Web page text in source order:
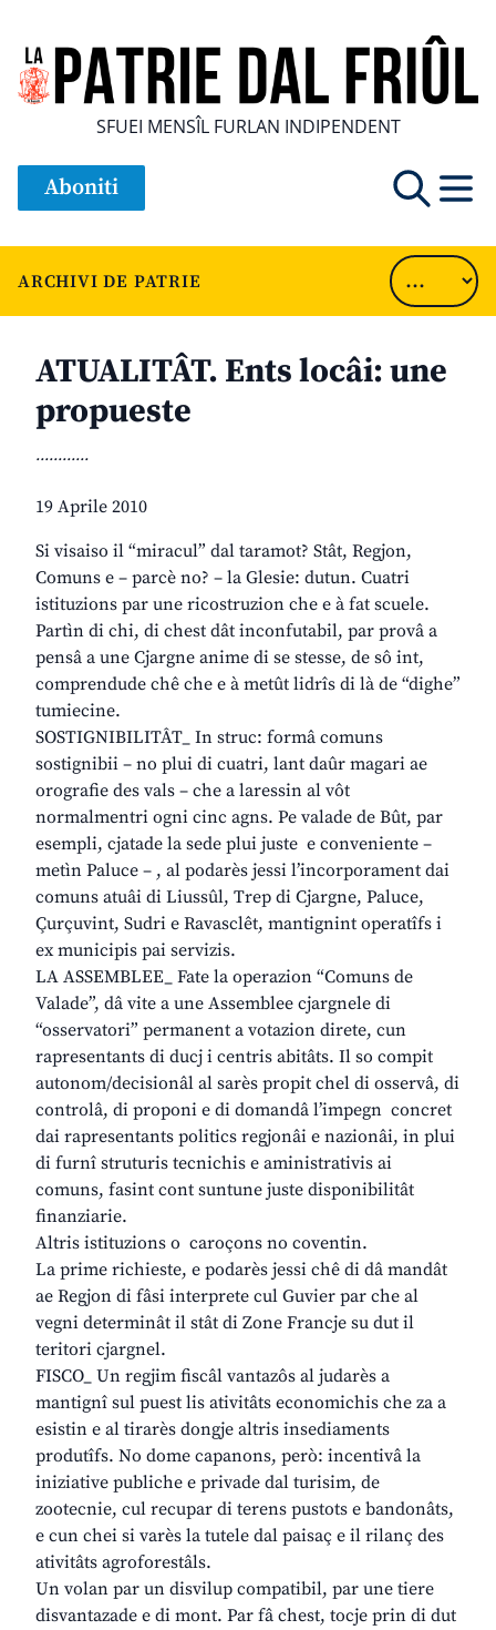
SFUEI MENSÎL FURLAN INDIPENDENT
Aboniti
ARCHIVI DE PATRIE
ATUALITÂT. Ents locâi: une
propueste
............
19 Aprile 2010
Si visaiso il “miracul” dal taramot? Stât, Regjon,
Comuns e – parcè no? – la Glesie: dutun. Cuatri
istituzions par une ricostruzion che e à fat scuele.
Partìn di chi, di chest dât inconfutabil, par provâ a
pensâ a une Cjargne anime di se stesse, de sô int,
comprendude chê che e à metût lidrîs di là de “dighe”
tumiecine.
SOSTIGNIBILITÂT_ In struc: formâ comuns
sostignibii – no plui di cuatri, lant daûr magari ae
orografie des vals – che a laressin al vôt
normalmentri ogni cinc agns. Pe valade de Bût, par
esempli, cjatade la sede plui juste e conveniente –
metìn Paluce – , al podarès jessi l’incorporament dai
comuns atuâi di Liussûl, Trep di Cjargne, Paluce,
Çurçuvint, Sudri e Ravasclêt, mantignint operatîfs i
ex municipis pai servizis.
LA ASSEMBLEE_ Fate la operazion “Comuns de
Valade”, dâ vite a une Assemblee cjargnele di
“osservatori” permanent a votazion direte, cun
rapresentants di ducj i centris abitâts. Il so compit
autonom/decisionâl al sarès propit chel di osservâ, di
controlâ, di proponi e di domandâ l’impegn concret
dai rapresentants politics regjonâi e nazionâi, in plui
di furnî struturis tecnichis e aministrativis ai
comuns, fasint cont suntune juste disponibilitât
finanziarie.
Altris istituzions o caroçons no coventin.
La prime richieste, e podarès jessi chê di dâ mandât
ae Regjon di fâsi interprete cul Guvier par che al
vegni determinât il stât di Zone Francje su dut il
teritori cjargnel.
FISCO_ Un regjim fiscâl vantazôs al judarès a
mantignî sul puest lis ativitâts economichis che za a
esistin e al tirarès dongje altris insediaments
produtîfs. No dome capanons, però: incentivâ la
iniziative publiche e privade dal turisim, de
zootecnie, cul recupar di terens pustots e bandonâts,
e cun chei si varès la tutele dal paisaç e il rilanç des
ativitâts agroforestâls.
Un volan par un disvilup compatibil, par une tiere
disvantazade e di mont. Par fâ chest, tocje prin di dut